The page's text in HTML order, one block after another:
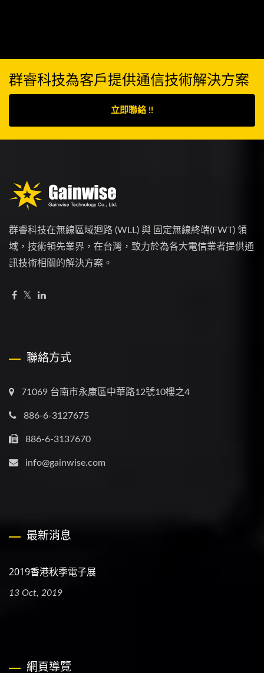
群睿科技為客戶提供通信技術解決方案
立即聯絡 !!
群睿科技在無線區域迴路 (WLL) 與 固定無線終端(FWT) 領
域，技術領先業界，在台灣，致力於為各大電信業者提供通
訊技術相關的解決方案。
聯絡方式
71069 台南市永康區中華路12號10樓之4
886-6-3127675
886-6-3137670
info@gainwise.com
最新消息
2019香港秋季電子展
13 Oct, 2019
網頁導覽